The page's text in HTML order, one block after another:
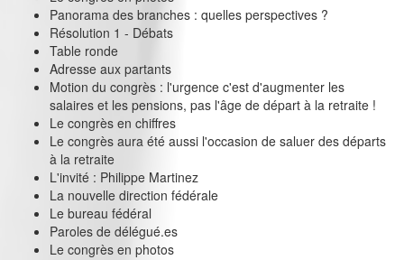
Panorama des branches : quelles perspectives ?
Résolution 1 - Débats
Table ronde
Adresse aux partants
Motion du congrès : l'urgence c'est d'augmenter les
salaires et les pensions, pas l'âge de départ à la retraite !
Le congrès en chiffres
Le congrès aura été aussi l'occasion de saluer des départs
à la retraite
L'invité : Philippe Martinez
La nouvelle direction fédérale
Le bureau fédéral
Paroles de délégué.es
Le congrès en photos